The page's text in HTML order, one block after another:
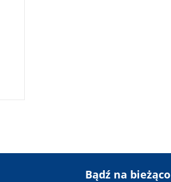
Bądź na bieżąco